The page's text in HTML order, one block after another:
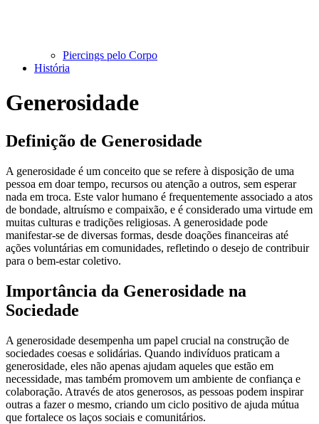
Piercings pelo Corpo
História
Generosidade
Definição de Generosidade
A generosidade é um conceito que se refere à disposição de uma
pessoa em doar tempo, recursos ou atenção a outros, sem esperar
nada em troca. Este valor humano é frequentemente associado a atos
de bondade, altruísmo e compaixão, e é considerado uma virtude em
muitas culturas e tradições religiosas. A generosidade pode
manifestar-se de diversas formas, desde doações financeiras até
ações voluntárias em comunidades, refletindo o desejo de contribuir
para o bem-estar coletivo.
Importância da Generosidade na
Sociedade
A generosidade desempenha um papel crucial na construção de
sociedades coesas e solidárias. Quando indivíduos praticam a
generosidade, eles não apenas ajudam aqueles que estão em
necessidade, mas também promovem um ambiente de confiança e
colaboração. Através de atos generosos, as pessoas podem inspirar
outras a fazer o mesmo, criando um ciclo positivo de ajuda mútua
que fortalece os laços sociais e comunitários.